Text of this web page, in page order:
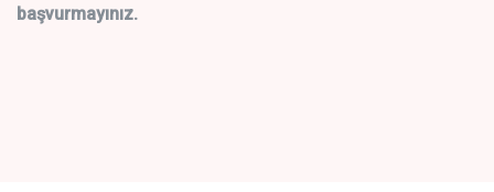
başvurmayınız.